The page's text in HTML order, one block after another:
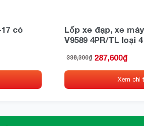
có
Lốp xe đạp, xe
V9589 4PR/TL loại
338,300₫
Giá
là:
287,600₫
Giá
tại
287,600₫.
Xem chi